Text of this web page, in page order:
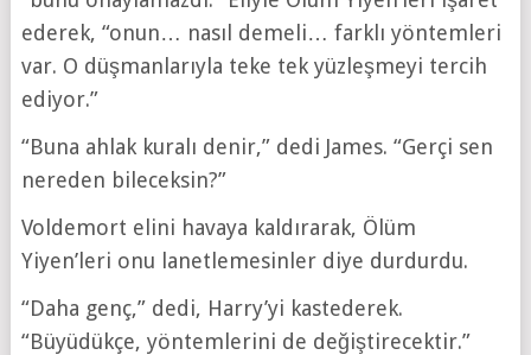
ederek, “onun… nasıl demeli… farklı yöntemleri
var. O düşmanlarıyla teke tek yüzleşmeyi tercih
ediyor.”
“Buna ahlak kuralı denir,” dedi James. “Gerçi sen
nereden bileceksin?”
Voldemort elini havaya kaldırarak, Ölüm
Yiyen’leri onu lanetlemesinler diye durdurdu.
“Daha genç,” dedi, Harry’yi kastederek.
“Büyüdükçe, yöntemlerini de değiştirecektir.”